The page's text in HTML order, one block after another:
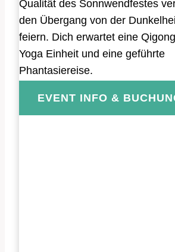
Qualität des Sonnwendfestes
den Übergang von der
feiern. Dich erwartet eine
Yoga Einheit und eine geführte
Phantasiereise.
EVENT INFO &